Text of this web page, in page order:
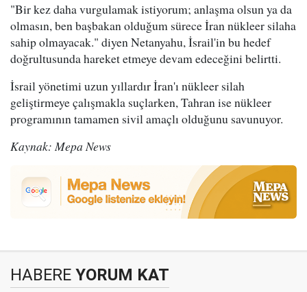
"Bir kez daha vurgulamak istiyorum; anlaşma olsun ya da
olmasın, ben başbakan olduğum sürece İran nükleer silaha
sahip olmayacak." diyen Netanyahu, İsrail'in bu hedef
doğrultusunda hareket etmeye devam edeceğini belirtti.
İsrail yönetimi uzun yıllardır İran'ı nükleer silah
geliştirmeye çalışmakla suçlarken, Tahran ise nükleer
programının tamamen sivil amaçlı olduğunu savunuyor.
Kaynak: Mepa News
HABERE YORUM KAT